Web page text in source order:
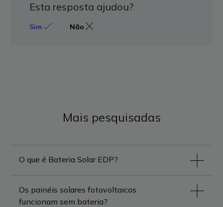
Esta resposta ajudou?
Sim Não
Mais pesquisadas
O que é Bateria Solar EDP?
Os painéis solares fotovoltaicos
funcionam sem bateria?